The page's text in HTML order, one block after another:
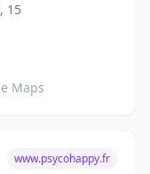
15
Maps
www.psycohappy.fr